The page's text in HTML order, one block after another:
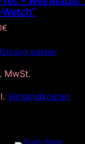
Watch”
€
wählen
MwSt.
Versandkosten